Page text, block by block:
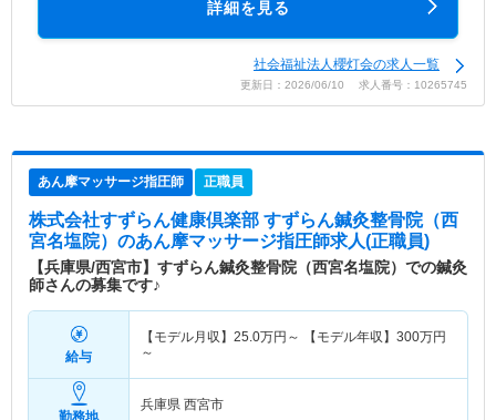
詳細を見る
社会福祉法人櫻灯会の求人一覧
更新日：2026/06/10 求人番号：10265745
あん摩マッサージ指圧師 正職員
株式会社すずらん健康倶楽部 すずらん鍼灸整骨院（西
宮名塩院） のあん摩マッサージ指圧師求人(正職員)
【兵庫県/西宮市】すずらん鍼灸整骨院（西宮名塩院）での鍼灸
師さんの募集です♪
給与
【モデル月収】 25.0万円～ 【モデル年収】 300万円
～
勤務地
兵庫県 西宮市